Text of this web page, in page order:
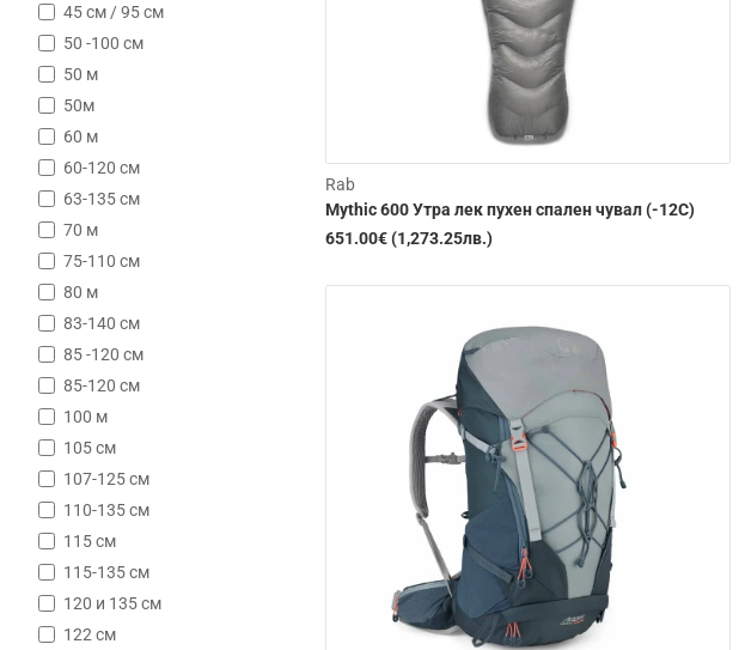
45 см / 95 см
50 -100 см
50 м
50м
60 м
60-120 см
63-135 см
70 м
75-110 см
80 м
83-140 см
85 -120 см
85-120 см
100 м
105 см
107-125 см
110-135 см
115 см
115-135 см
120 и 135 см
122 см
Изчерпана
Rab
Mythic 600 Утра лек пухен спален чувал (-12C)
651.00€ (1,273.25лв.)